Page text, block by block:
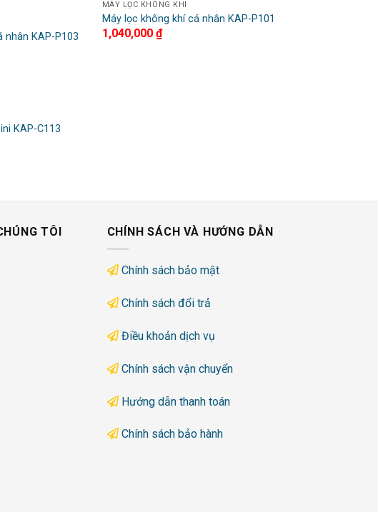
nhân KAP-P103
Add to
Wishlist
MÁY LỌC KHÔNG KHÍ
Máy lọc không khí cá nhân KAP-P101
1,040,000 ₫
Add to
Wishlist
KAP-C113
TÔI CHÍNH SÁCH VÀ HƯỚNG DẪN
Chính sách bảo mật
Chính sách đổi trả
Điều khoản dịch vụ
Chính sách vận chuyển
Hướng dẫn thanh toán
Chính sách bảo hành